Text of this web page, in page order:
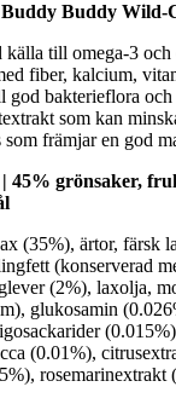
Buddy Wild-
till omega-3 och
fiber, kalcium,
bakterieflora och
som kan
främjar en god
45% grönsaker,
(35%), ärtor, färsk
(konserverad
(2%), laxolja,
glukosamin
(0.01%),
rosemarinextrakt